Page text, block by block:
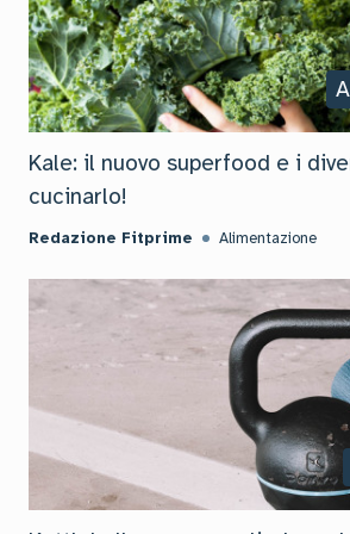
Kale: il nuovo superfood e i
cucinarlo!
Redazione Fitprime Alimentazione